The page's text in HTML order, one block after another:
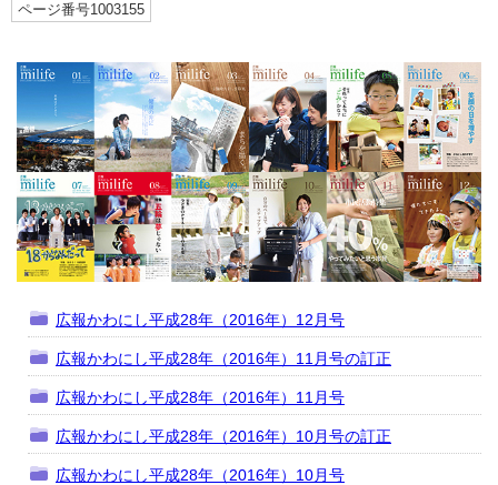
ページ番号1003155
広報かわにし平成28年（2016年）12月号
広報かわにし平成28年（2016年）11月号の訂正
広報かわにし平成28年（2016年）11月号
広報かわにし平成28年（2016年）10月号の訂正
広報かわにし平成28年（2016年）10月号